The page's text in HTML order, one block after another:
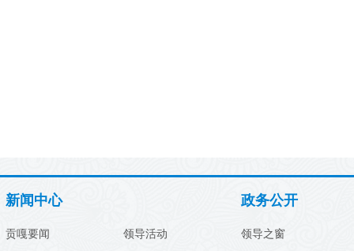
新闻中心
贡嘎要闻 领导活动
政务公开
领导之窗